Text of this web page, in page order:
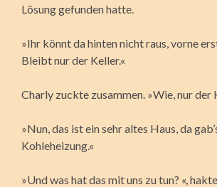
Lösung gefunden hatte.
»Ihr könnt da hinten nicht raus, vorne
Bleibt nur der Keller.«
Charly zuckte zusammen. »Wie, nur der
»Nun, das ist ein sehr altes Haus, da
Kohleheizung.«
»Und was hat das mit uns zu tun? «,